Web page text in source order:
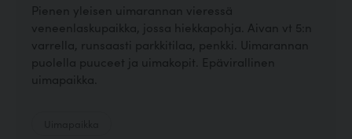
Pienen yleisen uimarannan vieressä
veneenlaskupaikka, jossa hiekkapohja. Aivan vt 5:n
varrella, runsaasti parkkitilaa, penkki. Uimarannan
puolella puuceet ja uimakopit. Epävirallinen
uimapaikka.